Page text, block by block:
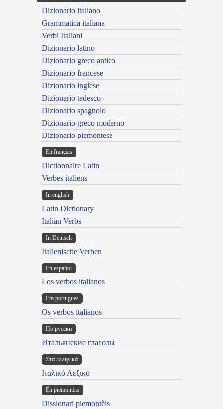
Dizionario italiano
Grammatica italiana
Verbi Italiani
Dizionario latino
Dizionario greco antico
Dizionario francese
Dizionario inglese
Dizionario tedesco
Dizionario spagnolo
Dizionario greco moderno
Dizionario piemontese
En français
Dictionnaire Latin
Verbes italiens
In english
Latin Dictionary
Italian Verbs
In Deutsch
Italienische Verben
En español
Los verbos italianos
Em portugues
Os verbos italianos
По русски
Итальянские глаголы
Στα ελληνικά
Ιταλικό Λεξικό
Ën piemontèis
Dissionari piemontèis